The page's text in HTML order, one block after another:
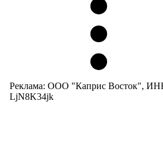
Реклама: ООО "Каприс Восток",
LjN8K34jk